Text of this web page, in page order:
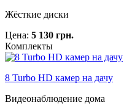
Жёсткие диски
Цена: 5 130 грн.
Комплекты
8 Turbo HD камер на дачу
Видеонаблюдение дома